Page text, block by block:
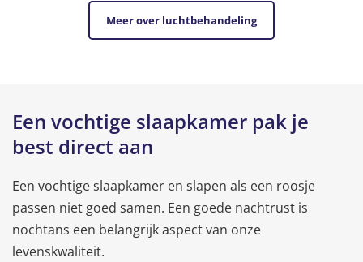
Meer over luchtbehandeling
Een vochtige slaapkamer pak je
best direct aan
Een vochtige slaapkamer en slapen als een roosje
passen niet goed samen. Een goede nachtrust is
nochtans een belangrijk aspect van onze
levenskwaliteit.